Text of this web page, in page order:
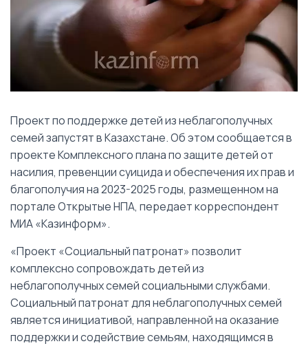
Проект по поддержке детей из неблагополучных
семей запустят в Казахстане. Об этом сообщается в
проекте Комплексного плана по защите детей от
насилия, превенции суицида и обеспечения их прав и
благополучия на 2023-2025 годы, размещенном на
портале Открытые НПА, передает корреспондент
МИА «Казинформ».
«Проект «Социальный патронат» позволит
комплексно сопровождать детей из
неблагополучных семей социальными службами.
Социальный патронат для неблагополучных семей
является инициативой, направленной на оказание
поддержки и содействие семьям, находящимся в